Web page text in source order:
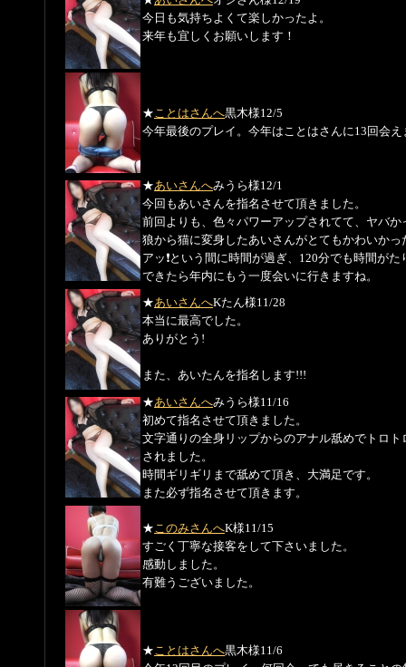
今日も気持ちよくて楽しかったよ。
来年も宜しくお願いします！
★ことはさんへ黒木様12/5
今年最後のプレイ。今年はことはさんに13回会
★あいさんへみうら様12/1
今回もあいさんを指名させて頂きました。
前回よりも、色々パワーアップされてて、ヤバか
狼から猫に変身したあいさんがとてもかわいかっ
アッ❗️という間に時間が過ぎ、120分でも時間が
できたら年内にもう一度会いに行きますね。
★あいさんへKたん様11/28
本当に最高でした。
ありがとう!
また、あいたんを指名します!!!
★あいさんへみうら様11/16
初めて指名させて頂きました。
文字通りの全身リップからのアナル舐めでトロト
されました。
時間ギリギリまで舐めて頂き、大満足です。
また必ず指名させて頂きます。
★このみさんへK様11/15
すごく丁寧な接客をして下さいました。
感動しました。
有難うございました。
★ことはさんへ黒木様11/6